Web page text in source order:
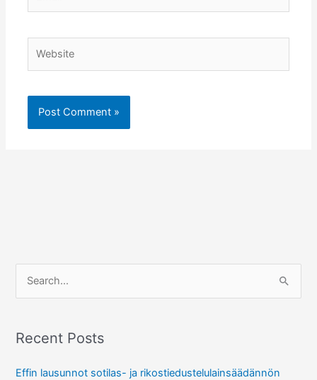
r
h
Recent Posts
Effin lausunnot sotilas- ja rikostiedustelulainsäädännön